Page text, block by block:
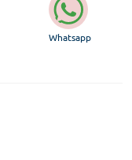
Whatsapp